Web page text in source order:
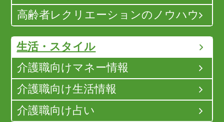
高齢者レクリエーションのノウハウ
生活・スタイル
介護職向けマネー情報
介護職向け生活情報
介護職向け占い